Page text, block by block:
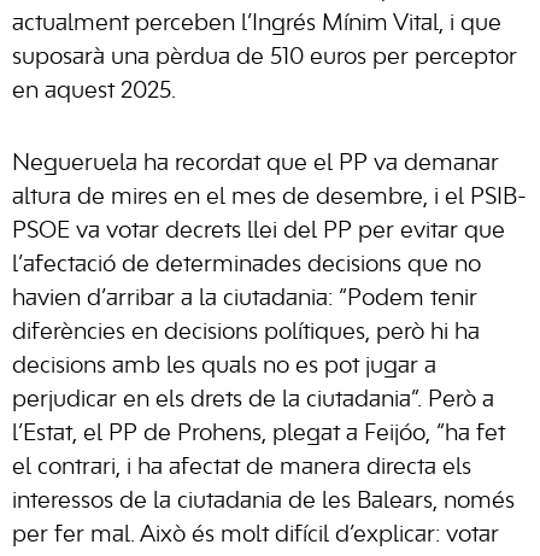
actualment perceben l’Ingrés Mínim Vital, i que
suposarà una pèrdua de 510 euros per perceptor
en aquest 2025.
Negueruela ha recordat que el PP va demanar
altura de mires en el mes de desembre, i el PSIB-
PSOE va votar decrets llei del PP per evitar que
l’afectació de determinades decisions que no
havien d’arribar a la ciutadania: “Podem tenir
diferències en decisions polítiques, però hi ha
decisions amb les quals no es pot jugar a
perjudicar en els drets de la ciutadania”. Però a
l’Estat, el PP de Prohens, plegat a Feijóo, “ha fet
el contrari, i ha afectat de manera directa els
interessos de la ciutadania de les Balears, només
per fer mal. Això és molt difícil d’explicar: votar